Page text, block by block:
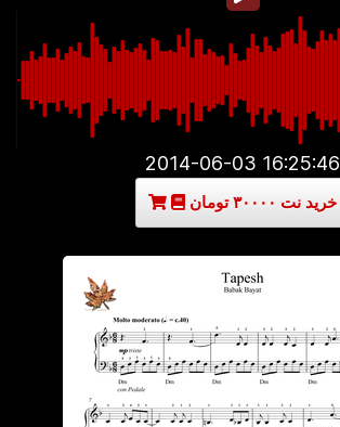
2014-06-03 16:25:46
خرید نت ۳۰۰۰۰ تومان